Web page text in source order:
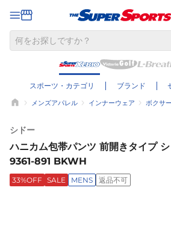
スポーツ・カテゴリ ブランド
メンズアパレル インナーウェア ボクサ
シドー
ハニカム包帯パンツ 前開きタイプ
9361-891 BKWH
33%OFF SALE MENS 返品不可